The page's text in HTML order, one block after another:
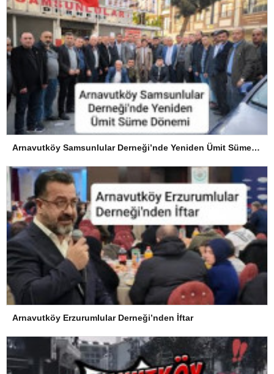
Arnavutköy Samsunlular Derneği’nde Yeniden Ümit Süme Dönemi
Arnavutköy Erzurumlular Derneği’nden İftar